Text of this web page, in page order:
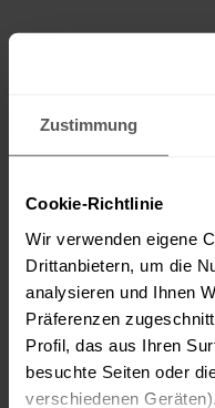
Zustimmung
Cookie-Richtlinie
Wir verwenden eigene
Drittanbietern, um die
analysieren und Ihnen
Präferenzen
Profil, das aus Ihren
besuchte Seiten oder
verschiedenen Geräten).